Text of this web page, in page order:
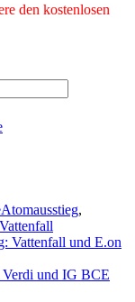
den kostenlosen
Atomausstieg,
Vattenfall
Vattenfall und E.on
und IG BCE